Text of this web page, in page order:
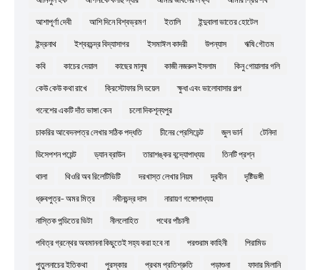
আশাপূর্ণা দেবী আশি দিনে বিশ্বভ্রমণ ইতালি ইন্দুবালা ভাতের হোটেল
ইন্দ্রনাথ ইশ্বরচন্দ্র বিদ্যাসাগর ইসমাঈল কাদরী উপন্যাস ঋষি গৌতম
কবি কাচের দেয়াল কাছের মানুষ কাজী নজরুল ইসলাম কিনু গোয়ালার গলি
কেউ কেউ কথা রাখে ক্রিস্টোফার সি ডয়েল ক্ষুধা এবং ভালোবাসার গল্প
গনেশের একটি দাঁত ভাঙ্গা কেন চলো দিকশূন্যপুর
চাকরির আবেদনপত্র লেখার সঠিক পদ্ধতি চীনের প্রেসিডেন্ট জুল ভার্ন টেনিদা
ডিসেপশন পয়েন্ট ড্যান ব্রাউন তারাশঙ্কর বন্দ্যোপাধ্যয় তিনটি প্রশ্ন
থালা থিওরি অব রিলেটিভিটি দরখাস্ত লেখার নিয়ম দূরবীন দৃষ্টিভঙ্গী
ধ্রুবপুত্র- অমর মিত্র নবীনচন্দ্র দাস নারায়ণ গঙ্গোপাধ্যয়
নাস্তিক পন্ডিতের ভিটা নীললোহিত পথের পাঁচালী
পবিত্র গ্রন্থের অবমাননা কিছুতেই সহ্য করা হবে না পরশুরাম কাহিনী পিরামিড
পুতুলনাচের ইতিকথা পুরস্কার প্রথম প্রতিশ্রুতি পড়াশুনা ফাদার মিলানি